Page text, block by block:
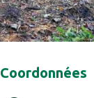
Coordonnées